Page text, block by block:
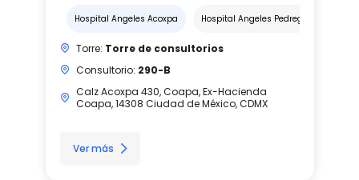
Hospital Angeles Acoxpa Hospital Angeles Pedregal
Torre: Torre de consultorios
Consultorio: 290-B
Calz Acoxpa 430, Coapa, Ex-Hacienda
Coapa, 14308 Ciudad de México, CDMX
Ver más